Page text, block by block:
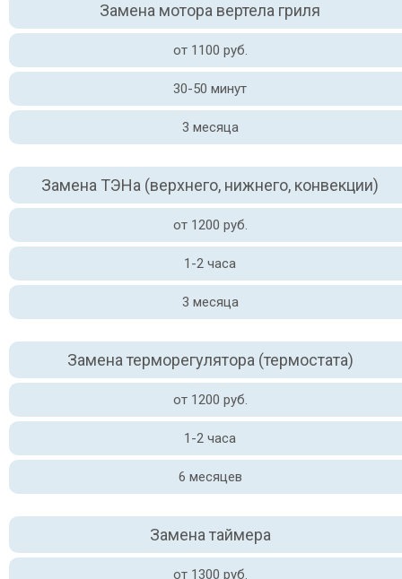
Замена мотора вертела гриля
от 1100 руб.
30-50 минут
3 месяца
Замена ТЭНа (верхнего, нижнего, конвекции)
от 1200 руб.
1-2 часа
3 месяца
Замена терморегулятора (термостата)
от 1200 руб.
1-2 часа
6 месяцев
Замена таймера
от 1300 руб.